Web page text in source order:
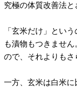
究極の体質改善法と
「玄米だけ」とい
も漬物もつきませ
ので、それよりもさ
一方、玄米は白米